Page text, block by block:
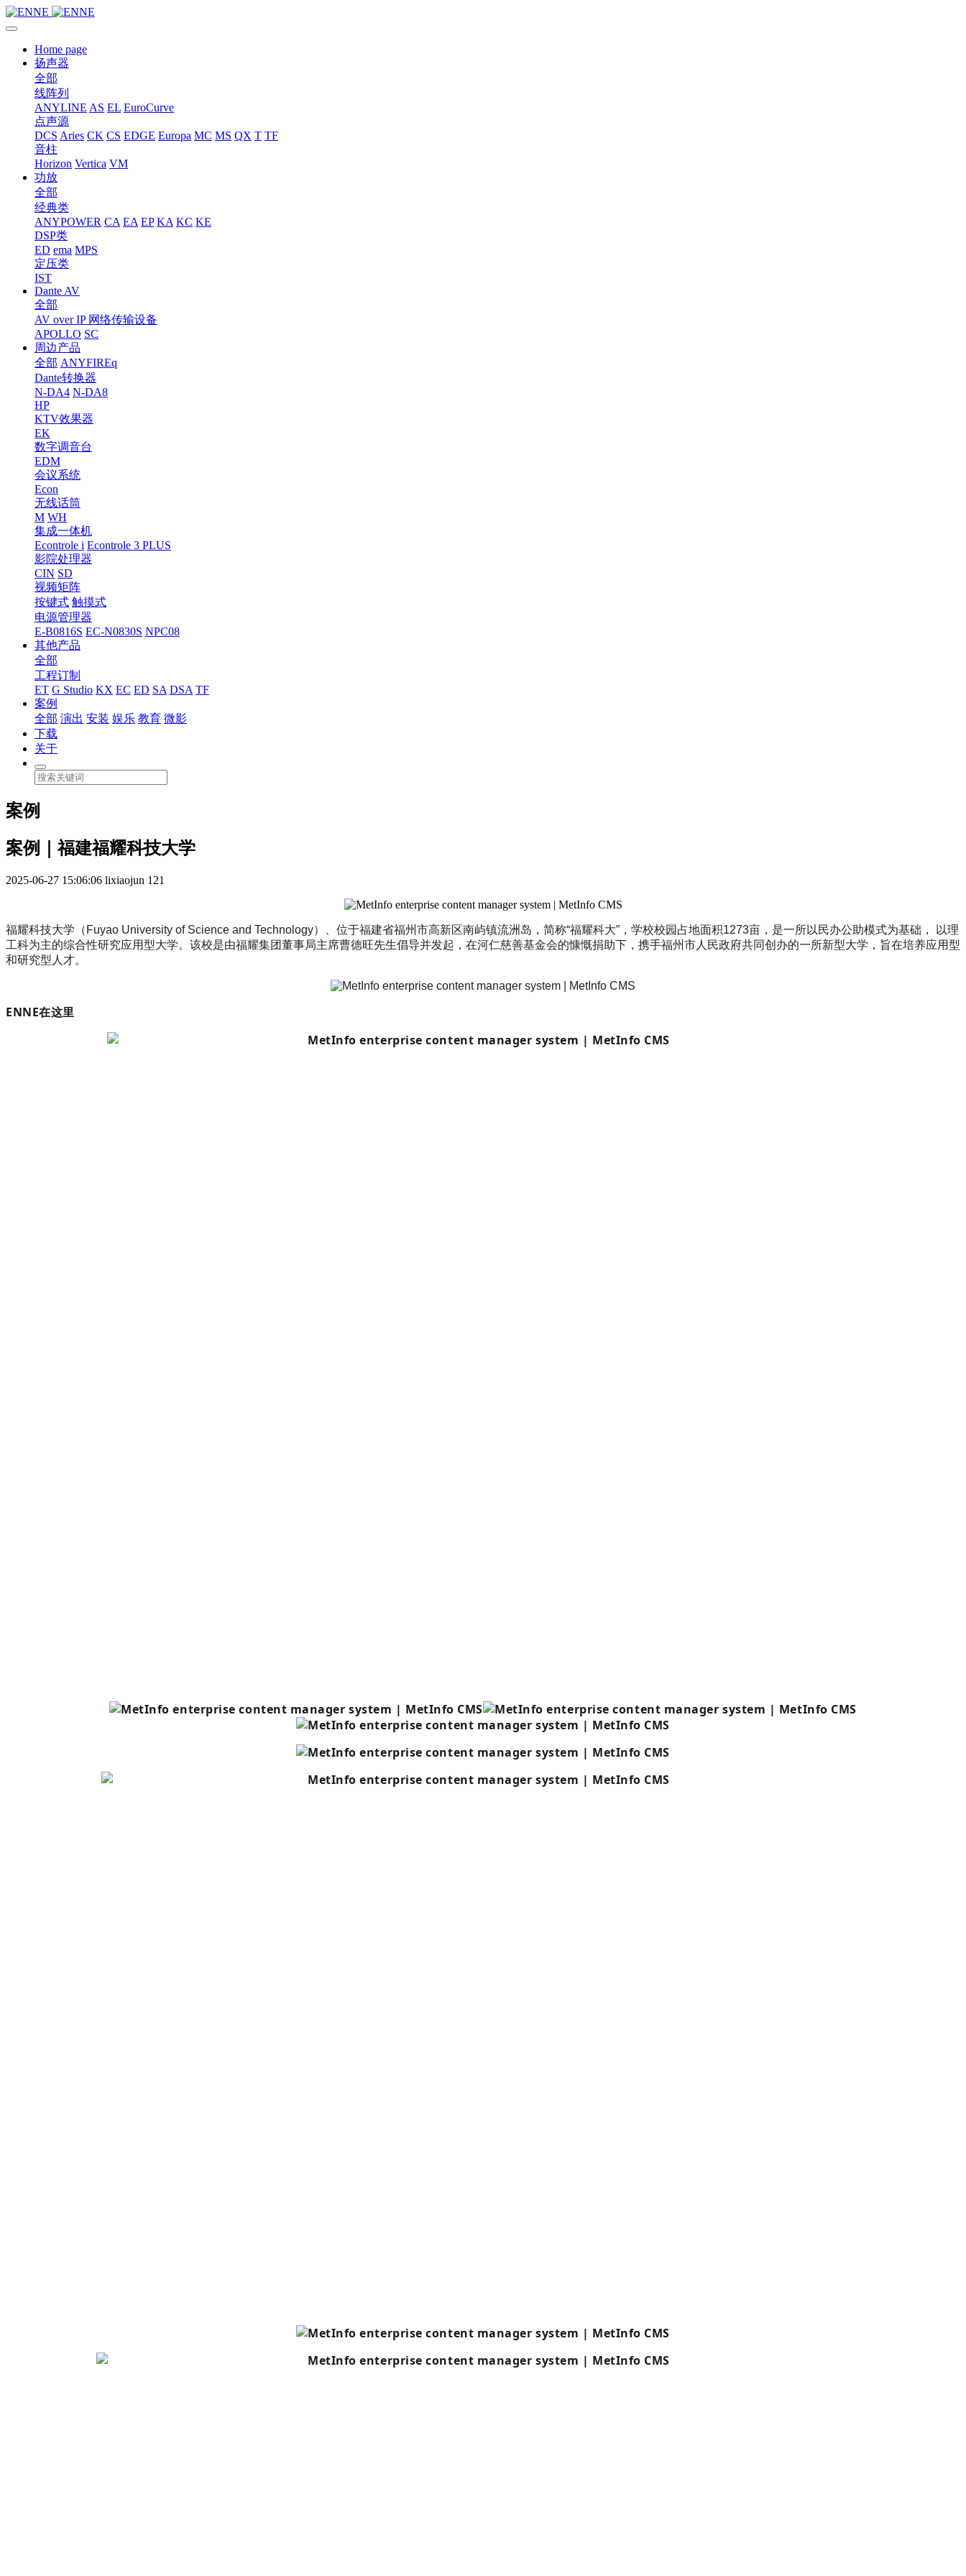
Home page
扬声器
全部
线阵列
ANYLINE AS EL EuroCurve
点声源
DCS Aries CK CS EDGE Europa MC MS QX T TF
音柱
Horizon Vertica VM
功放
全部
经典类
ANYPOWER CA EA EP KA KC KE
DSP类
ED ema MPS
定压类
IST
Dante AV
全部
AV over IP 网络传输设备
APOLLO SC
周边产品
全部 ANYFIREq
Dante转换器
N-DA4 N-DA8
HP
KTV效果器
EK
数字调音台
EDM
会议系统
Econ
无线话筒
M WH
集成一体机
Econtrole i Econtrole 3 PLUS
影院处理器
CIN SD
视频矩阵
按键式 触摸式
电源管理器
E-B0816S EC-N0830S NPC08
其他产品
全部
工程订制
ET G Studio KX EC ED SA DSA TF
案例
全部 演出 安装 娱乐 教育 微影
下载
关于
案例
案例｜福建福耀科技大学
2025-06-27 15:06:06 lixiaojun 121
福耀科技大学（Fuyao University of Science and Technology）、位于福建省福州市高新区南屿镇流洲岛，简称“福耀科大”，学校校园占地面积1273亩，是一所以民办公助模式为基础， 以理
工科为主的综合性研究应用型大学。该校是由福耀集团董事局主席曹德旺先生倡导并发起，在河仁慈善基金会的慷慨捐助下，携手福州市人民政府共同创办的一所新型大学，旨在培养应用型
和研究型人才。
ENNE在这里